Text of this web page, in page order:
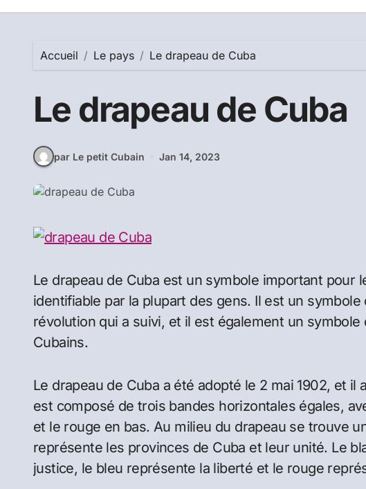
Accueil Le pays Le drapeau de Cuba
Le drapeau de Cuba
par Le petit Cubain Jan 14, 2023
Le drapeau de Cuba est un symbole important pour
identifiable par la plupart des gens. Il est un symbole
révolution qui a suivi, et il est également un symbole
Cubains.
Le drapeau de Cuba a été adopté le 2 mai 1902, et il
est composé de trois bandes horizontales égales,
et le rouge en bas. Au milieu du drapeau se trouve
représente les provinces de Cuba et leur unité. Le
justice, le bleu représente la liberté et le rouge